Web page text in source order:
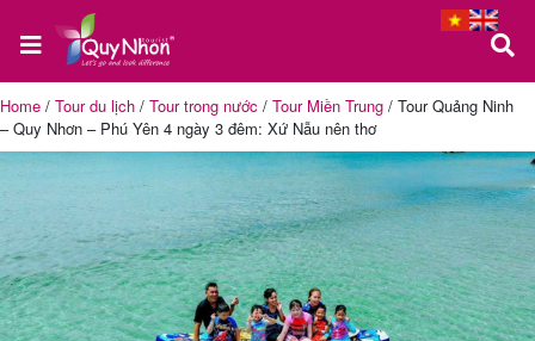
Trang
Tour
Quy
Home / Tour du lịch / Tour trong nước / Tour Miền Trung / Tour Quảng Ninh
– Quy Nhơn – Phú Yên 4 ngày 3 đêm: Xứ Nẫu nên thơ